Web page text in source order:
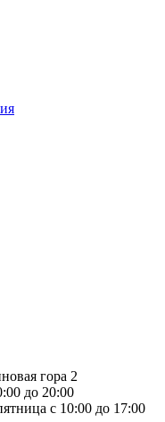
гора 2
до 20:00
с 10:00 до 17:00